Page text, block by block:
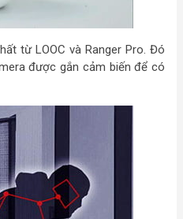
từ LOOC và Ranger Pro. Đó
được gắn cảm biến để có